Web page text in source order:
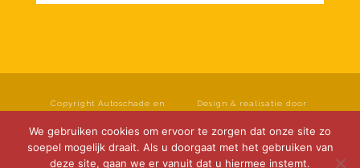
Copyright Autoschade en
rechten voorbehouden.
Privacyverklaring |
Cookieverklaring
Design & realisatie door
We gebruiken cookies om ervoor te zorgen dat onze site zo
soepel mogelijk draait. Als u doorgaat met het gebruiken van
deze site, gaan we er vanuit dat u hiermee instemt.